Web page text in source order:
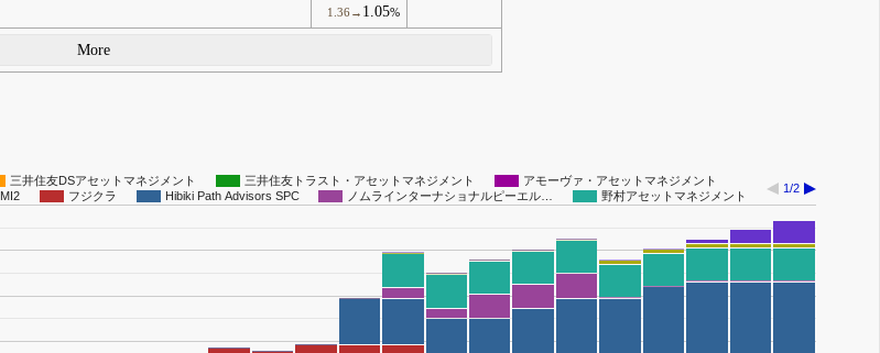
1.36→ 1.05%
More
三井住友DSアセットマネジメント 三井住友トラスト・アセットマネジメント
アモーヴァ・アセットマネジメント
MI2 フジクラ Hibiki Path Advisors SPC ノムラインターナショナルピーエル… 野村アセットマネジメント
1/2